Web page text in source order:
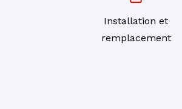
Installation et
remplacement